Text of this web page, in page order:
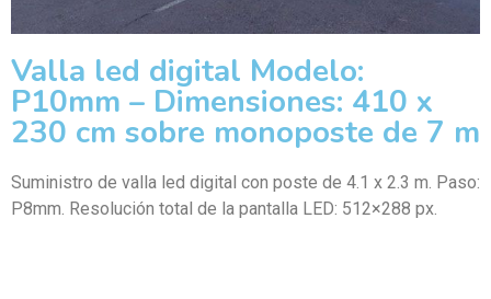
Valla led digital Modelo:
P10mm – Dimensiones: 410 x
230 cm sobre monoposte de 7 m
Suministro de valla led digital con poste de 4.1 x 2.3 m. Paso:
P8mm. Resolución total de la pantalla LED: 512×288 px.